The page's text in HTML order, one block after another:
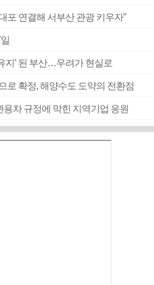
포 연결해 서부산 관광 키우자”
지’ 된 부산…우려가 현실로
로 확정, 해양수도 도약의 전환점
차 규정에 막힌 지역기업 응원